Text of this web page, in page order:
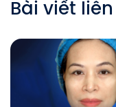
Bài viết